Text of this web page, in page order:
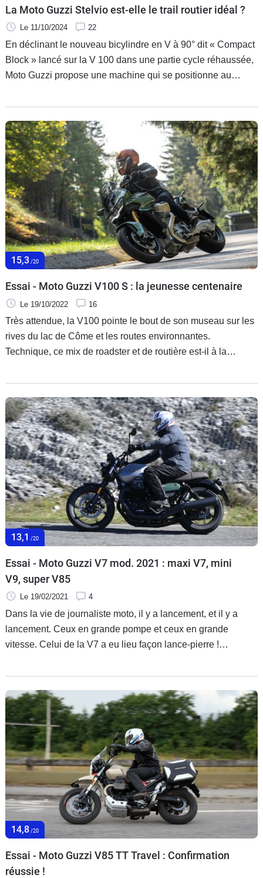
La Moto Guzzi Stelvio est-elle le trail routier idéal ?
Le 11/10/2024 22
En déclinant le nouveau bicylindre en V à 90° dit « Compact
Block » lancé sur la V 100 dans une partie cycle réhaussée,
Moto Guzzi propose une machine qui se positionne au
déclinaison off road d’une moto délicieusement vintage, le
groupe Piaggio (propriétaire de la marque) offre un maxi-trail
routier diablement efficace pour 17 299 € (modèle essayé) et
16 729 € en version de base, un tarif presque concurrentiel
dans ce segment !
15,3 /20
Essai - Moto Guzzi V100 S : la jeunesse centenaire
Le 19/10/2022 16
Très attendue, la V100 pointe le bout de son museau sur les
rives du lac de Côme et les routes environnantes.
Technique, ce mix de roadster et de routière est-il à la
motards lassés des trails ?
13,1 /20
Essai - Moto Guzzi V7 mod. 2021 : maxi V7, mini
V9, super V85
Le 19/02/2021 4
Dans la vie de journaliste moto, il y a lancement, et il y a
lancement. Ceux en grande pompe et ceux en grande
vitesse. Celui de la V7 a eu lieu façon lance-pierre !
italienne, à un rythme effréné et plus élevé que celui de la
Tuono 660 ! Et le verdict est sans appel…
14,8 /20
Essai - Moto Guzzi V85 TT Travel : Confirmation
réussie !